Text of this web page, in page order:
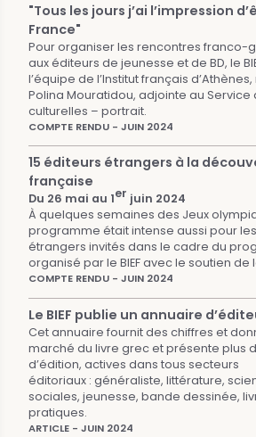
"Tous les jours j’ai l’impression
France"
Pour organiser les rencontres franco-
aux éditeurs de jeunesse et de BD, le
l’équipe de l’Institut français
Polina Mouratidou, adjointe au Service
culturelles – portrait.
COMPTE RENDU - JUIN 2024
15 éditeurs étrangers à la
française
Du 26 mai au 1er juin 2024
À quelques semaines des Jeux
programme était intense aussi pour les
étrangers invités dans le cadre du
organisé par le BIEF avec le soutien de
COMPTE RENDU - JUIN 2024
Le BIEF publie un annuaire
Cet annuaire fournit des chiffres et
marché du livre grec et présente plus
d’édition, actives dans tous secteurs
éditoriaux : généraliste, littérature,
sociales, jeunesse, bande dessinée,
pratiques.
ARTICLE - JUIN 2024